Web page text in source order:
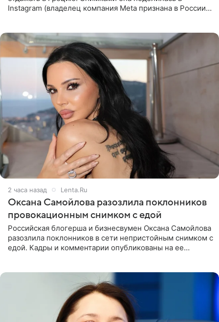
Instagram (владелец компания Meta признана в России
2 часа назад Lenta.Ru
Оксана Самойлова разозлила поклонников
провокационным снимком с едой
Российская блогерша и бизнесвумен Оксана Самойлова
разозлила поклонников в сети непристойным снимком с
едой. Кадры и комментарии опубликованы на ее